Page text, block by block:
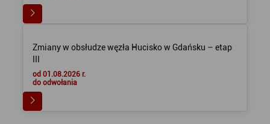
Zmiany w obsłudze węzła Hucisko w Gdańsku – etap
od 01.08.2026 r.
do odwołania